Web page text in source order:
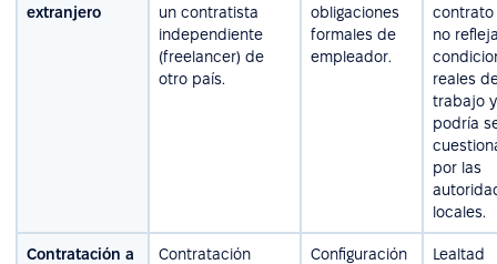
extranjero
un contratista
independiente
(freelancer) de
otro país.
obligaciones
formales de
empleador.
no
reales
trabajo y
podría
por las
locales.
Contratación a
Contratación
Configuración
Lealtad